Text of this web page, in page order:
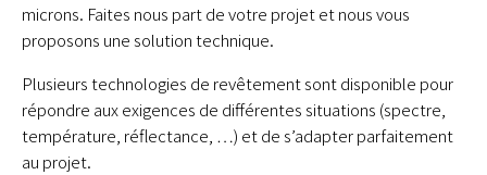
microns. Faites nous part de votre projet et nous vous
proposons une solution technique.
Plusieurs technologies de revêtement sont disponible pour
répondre aux exigences de différentes situations (spectre,
température, réflectance, …) et de s’adapter parfaitement
au projet.